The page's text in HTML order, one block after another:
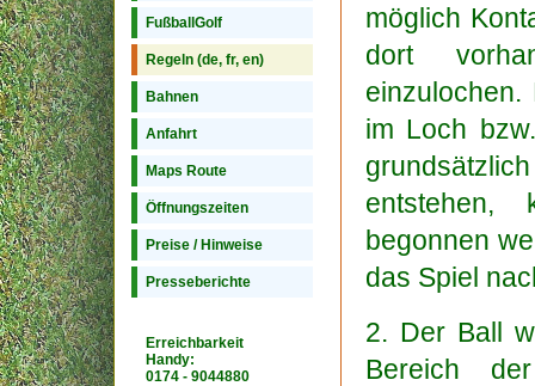
FußballGolf
Regeln (de, fr, en)
Bahnen
Anfahrt
Maps Route
Öffnungszeiten
Preise / Hinweise
Presseberichte
Erreichbarkeit
Handy:
0174 - 9044880
möglich
dort
im Loch
entstehen,
begonnen
das Spiel
2. Der Ball
Bereich